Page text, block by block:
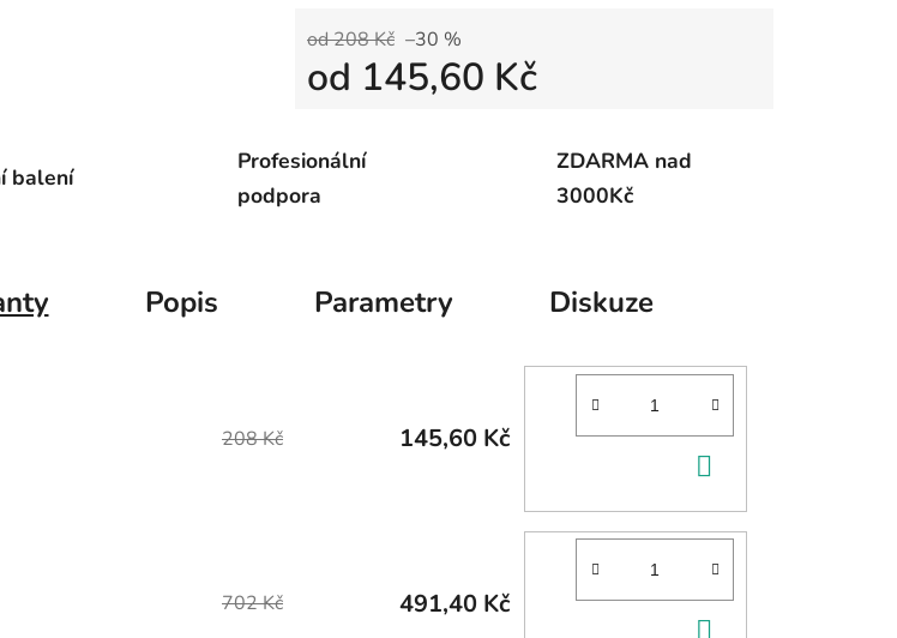
od 208 Kč –30 %
od 145,60 Kč
balení
Profesionální
podpora
ZDARMA nad
3000Kč
Popis Parametry Diskuze
208 Kč 145,60 Kč
KOŠÍKU
702 Kč 491,40 Kč